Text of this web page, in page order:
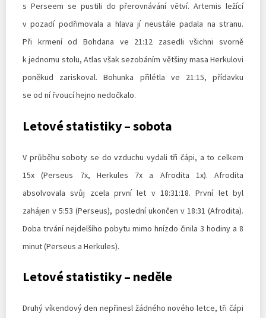
s Perseem se pustili do přerovnávání větví. Artemis ležící
v pozadí podřimovala a hlava jí neustále padala na stranu.
Při krmení od Bohdana ve 21:12 zasedli všichni svorně
k jednomu stolu, Atlas však sezobáním většiny masa Herkulovi
poněkud zariskoval. Bohunka přilétla ve 21:15, přídavku
se od ní řvoucí hejno nedočkalo.
Letové statistiky – sobota
V průběhu soboty se do vzduchu vydali tři čápi, a to celkem
15x (Perseus 7x, Herkules 7x a Afrodita 1x). Afrodita
absolvovala svůj zcela první let v 18:31:18. První let byl
zahájen v 5:53 (Perseus), poslední ukončen v 18:31 (Afrodita).
Doba trvání nejdelšího pobytu mimo hnízdo činila 3 hodiny a 8
minut (Perseus a Herkules).
Letové statistiky – neděle
Druhý víkendový den nepřinesl žádného nového letce, tři čápi